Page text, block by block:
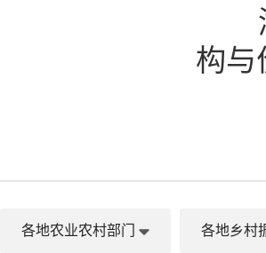
湖
构与
各地农业农村部门 各地乡村